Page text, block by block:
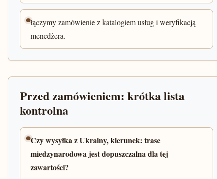
łączymy zamówienie z katalogiem usług i weryfikacją
menedżera.
Przed zamówieniem: krótka lista
kontrolna
Czy wysyłka z Ukrainy, kierunek: trase
miedzynarodowa jest dopuszczalna dla tej
zawartości?